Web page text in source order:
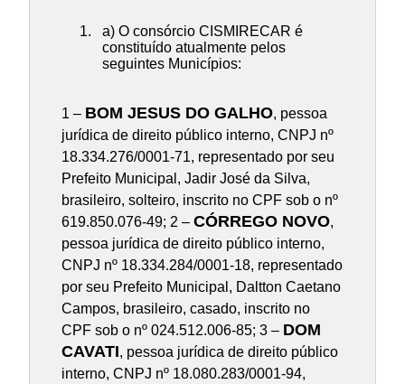
a) O consórcio CISMIRECAR é
constituído atualmente pelos
seguintes Municípios:
1 – BOM JESUS DO GALHO, pessoa
jurídica de direito público interno, CNPJ nº
18.334.276/0001-71, representado por seu
Prefeito Municipal, Jadir José da Silva,
brasileiro, solteiro, inscrito no CPF sob o nº
619.850.076-49; 2 –CÓRREGO NOVO,
pessoa jurídica de direito público interno,
CNPJ nº 18.334.284/0001-18, representado
por seu Prefeito Municipal, Daltton Caetano
Campos, brasileiro, casado, inscrito no
CPF sob o nº 024.512.006-85; 3 – DOM
CAVATI, pessoa jurídica de direito público
interno, CNPJ nº 18.080.283/0001-94,